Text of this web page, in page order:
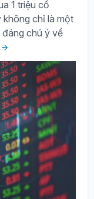
1 triệu cổ
không chỉ là một
đáng chú ý về